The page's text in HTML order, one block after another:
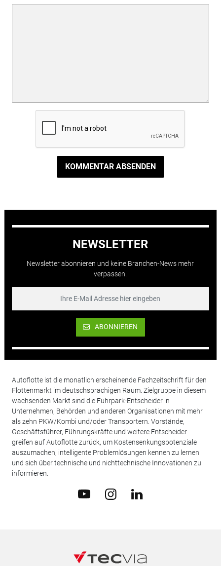
KOMMENTAR ABSENDEN
NEWSLETTER
Newsletter abonnieren und keine Branchen-News mehr
verpassen.
ABONNIEREN
Autoflotte ist die monatlich erscheinende Fachzeitschrift für den
Flottenmarkt im deutschsprachigen Raum. Zielgruppe in diesem
wachsenden Markt sind die Fuhrpark-Entscheider in
Unternehmen, Behörden und anderen Organisationen mit mehr
als zehn PKW/Kombi und/oder Transportern. Vorstände,
Geschäftsführer, Führungskräfte und weitere Entscheider
greifen auf Autoflotte zurück, um Kostensenkungspotenziale
auszumachen, intelligente Problemlösungen kennen zu lernen
und sich über technische und nichttechnische Innovationen zu
informieren.